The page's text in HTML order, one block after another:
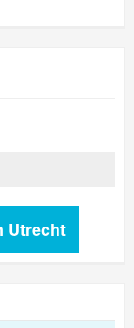
Utrecht